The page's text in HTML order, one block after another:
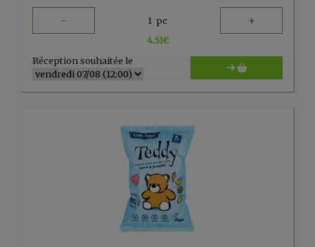
- 1 pc +
4.51€
Réception souhaitée le